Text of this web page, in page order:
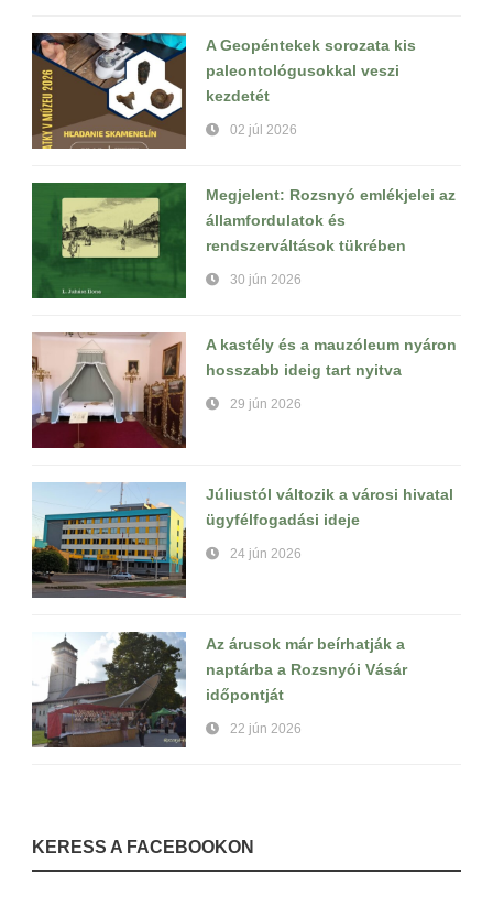
A Geopéntekek sorozata kis
paleontológusokkal veszi
kezdetét
02 júl 2026
Megjelent: Rozsnyó emlékjelei az
államfordulatok és
rendszerváltások tükrében
30 jún 2026
A kastély és a mauzóleum nyáron
hosszabb ideig tart nyitva
29 jún 2026
Júliustól változik a városi hivatal
ügyfélfogadási ideje
24 jún 2026
Az árusok már beírhatják a
naptárba a Rozsnyói Vásár
időpontját
22 jún 2026
KERESS A FACEBOOKON